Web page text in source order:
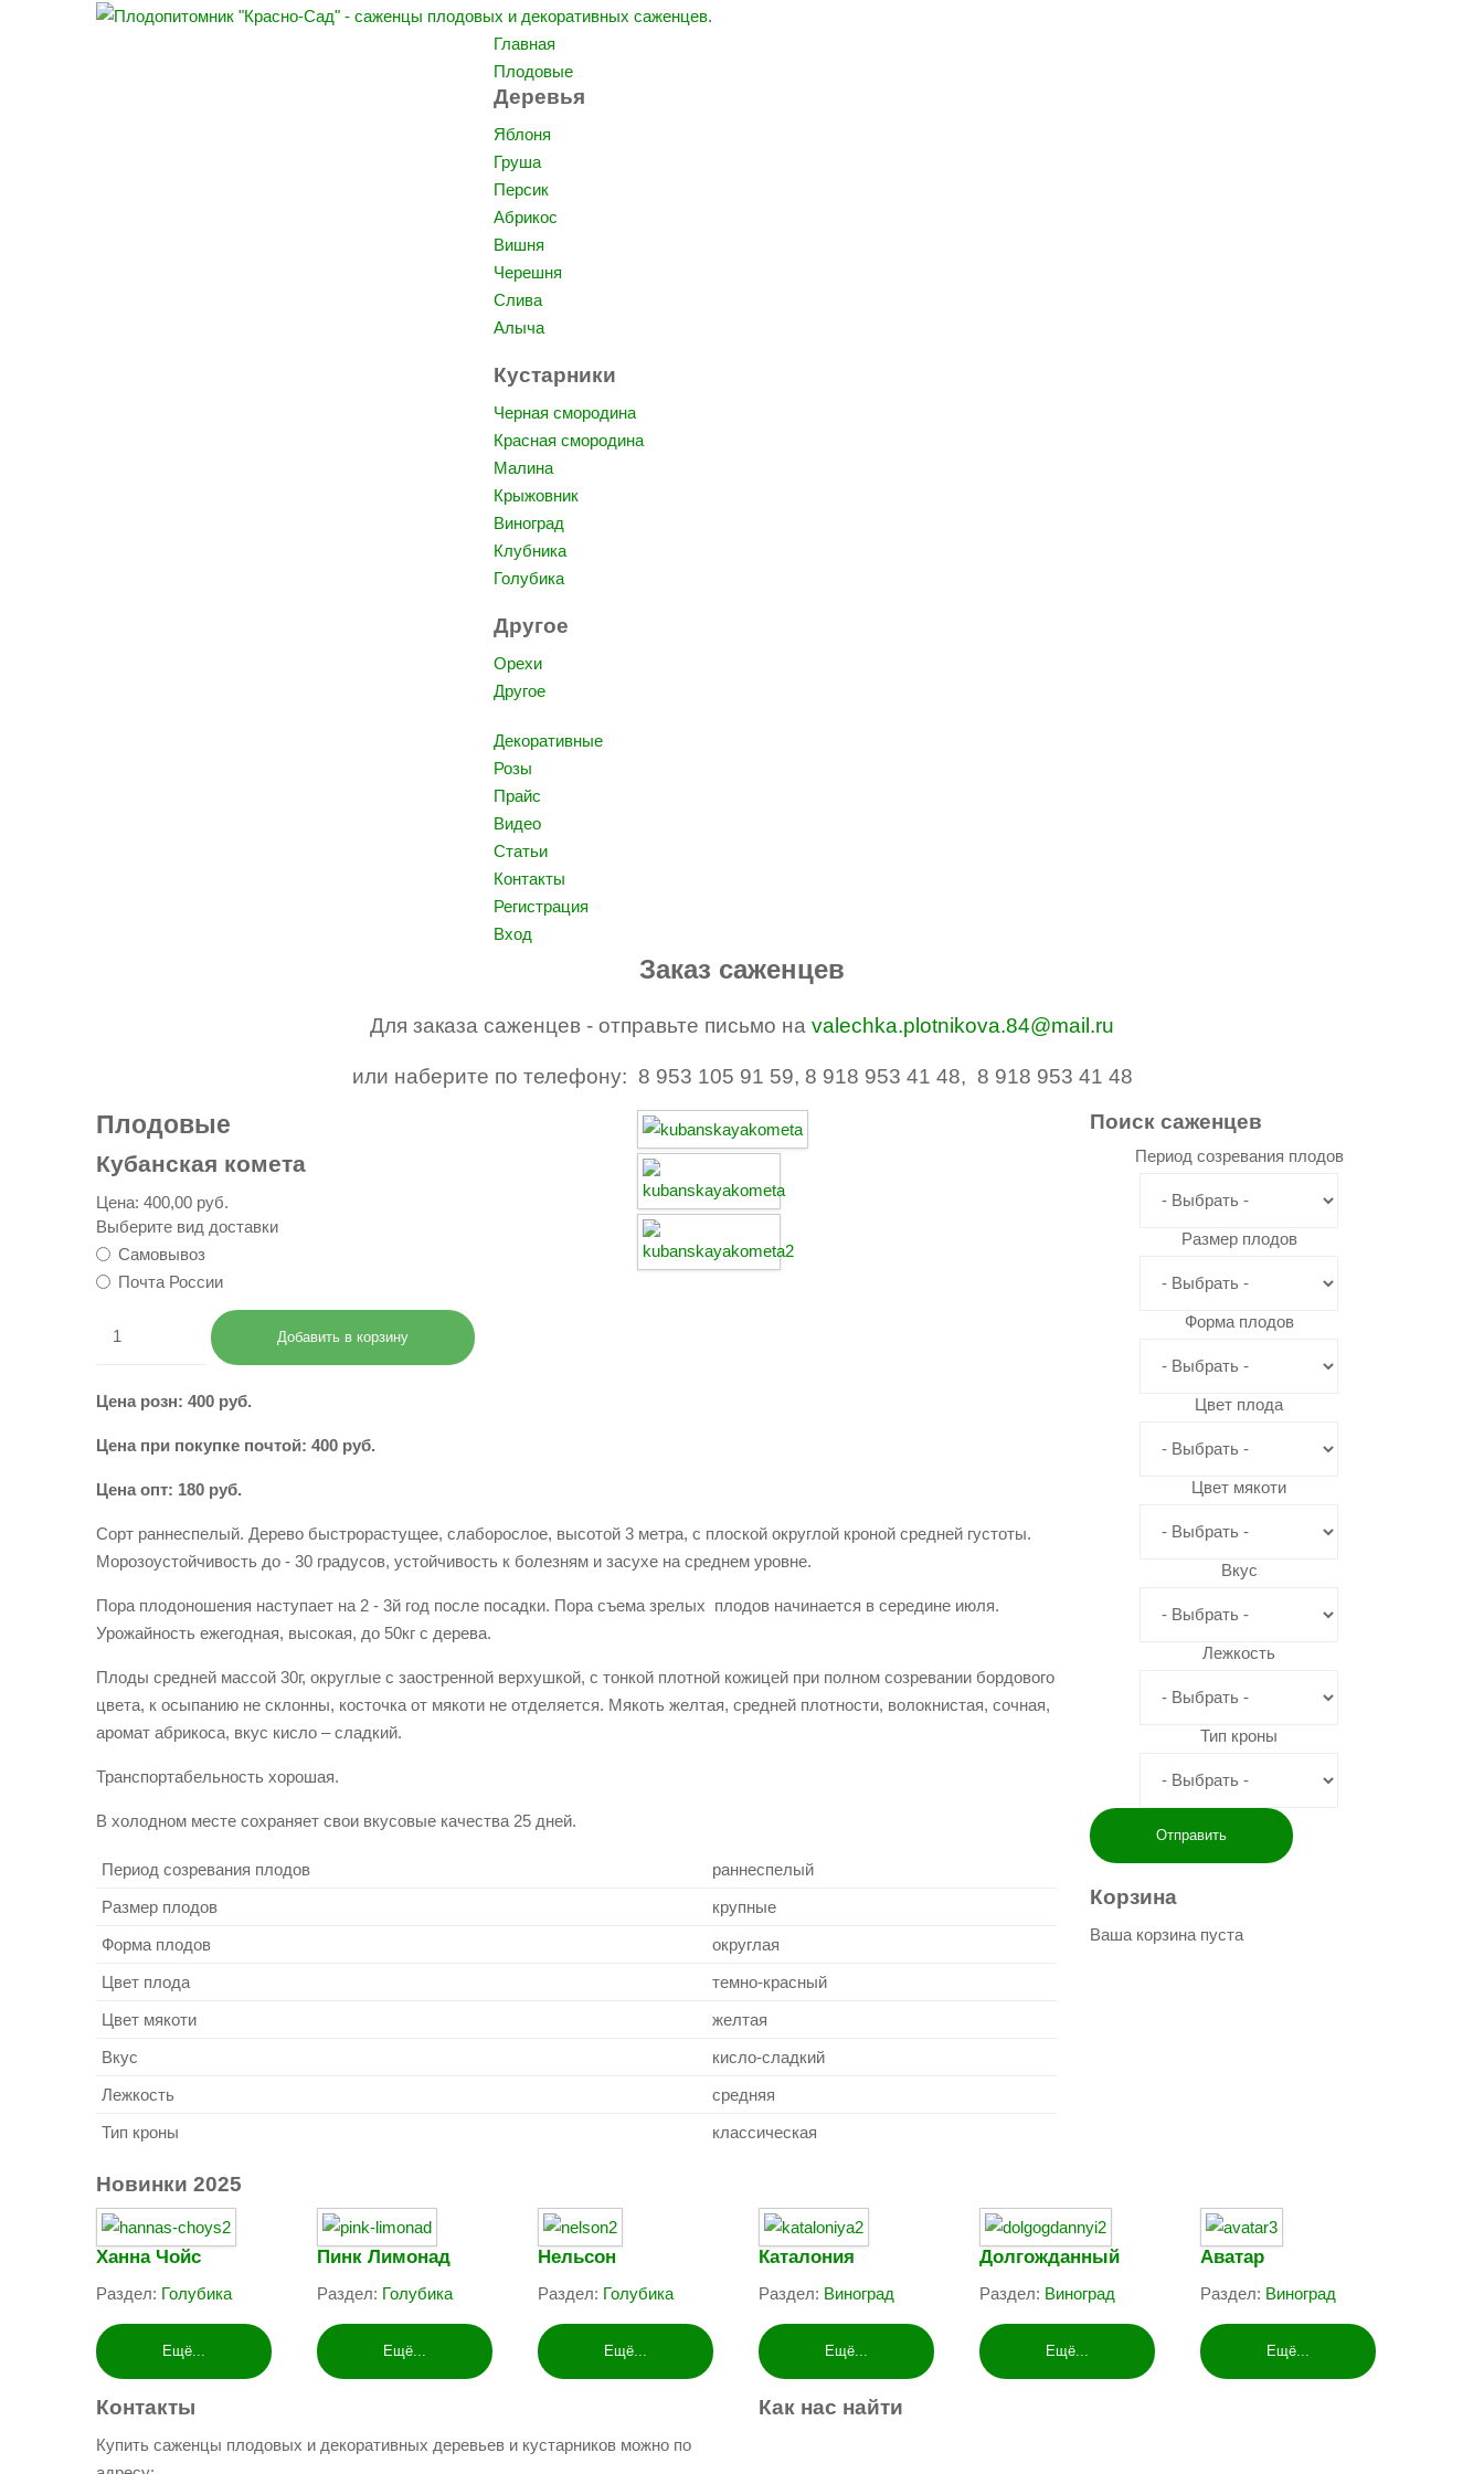
Главная
Плодовые
Деревья
Яблоня
Груша
Персик
Абрикос
Вишня
Черешня
Слива
Алыча
Кустарники
Черная смородина
Красная смородина
Малина
Крыжовник
Виноград
Клубника
Голубика
Другое
Орехи
Другое
Декоративные
Розы
Прайс
Видео
Статьи
Контакты
Регистрация
Вход
Заказ саженцев
Для заказа саженцев - отправьте письмо на valechka.plotnikova.84@mail.ru
или наберите по телефону: 8 953 105 91 59, 8 918 953 41 48, 8 918 953 41 48
Плодовые
Кубанская комета
Цена: 400,00 руб.
Выберите вид доставки
Самовывоз
Почта России
Цена розн: 400 руб.
Цена при покупке почтой: 400 руб.
Цена опт: 180 руб.
Сорт раннеспелый. Дерево быстрорастущее, слаборослое, высотой 3 метра, с плоской округлой кроной средней густоты.
Морозоустойчивость до - 30 градусов, устойчивость к болезням и засухе на среднем уровне.
Пора плодоношения наступает на 2 - 3й год после посадки. Пора съема зрелых плодов начинается в середине июля.
Урожайность ежегодная, высокая, до 50кг с дерева.
Плоды средней массой 30г, округлые с заостренной верхушкой, с тонкой плотной кожицей при полном созревании бордового
цвета, к осыпанию не склонны, косточка от мякоти не отделяется. Мякоть желтая, средней плотности, волокнистая, сочная,
аромат абрикоса, вкус кисло – сладкий.
Транспортабельность хорошая.
В холодном месте сохраняет свои вкусовые качества 25 дней.
Период созревания плодов
раннеспелый
Размер плодов
крупные
Форма плодов
округлая
Цвет плода
темно-красный
Цвет мякоти
желтая
Вкус
кисло-сладкий
Лежкость
средняя
Тип кроны
классическая
Поиск саженцев
Период созревания плодов
Размер плодов
Форма плодов
Цвет плода
Цвет мякоти
Вкус
Лежкость
Тип кроны
Корзина
Ваша корзина пуста
Новинки 2025
Ханна Чойс
Раздел: Голубика
Ещё...
Пинк Лимонад
Раздел: Голубика
Ещё...
Нельсон
Раздел: Голубика
Ещё...
Каталония
Раздел: Виноград
Ещё...
Долгожданный
Раздел: Виноград
Ещё...
Аватар
Раздел: Виноград
Ещё...
Контакты
Купить саженцы плодовых и декоративных деревьев и кустарников можно по
Как нас найти